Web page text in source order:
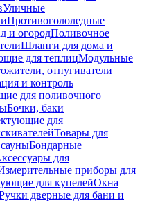
Уличные
Противогололедные
и огородПоливочное
Шланги для дома и
для теплицМодульные
отпугиватели
и контроль
для поливочного
Бочки, баки
для
Товары для
Бондарные
для
приборы для
для купелейОкна
дверные для бани и